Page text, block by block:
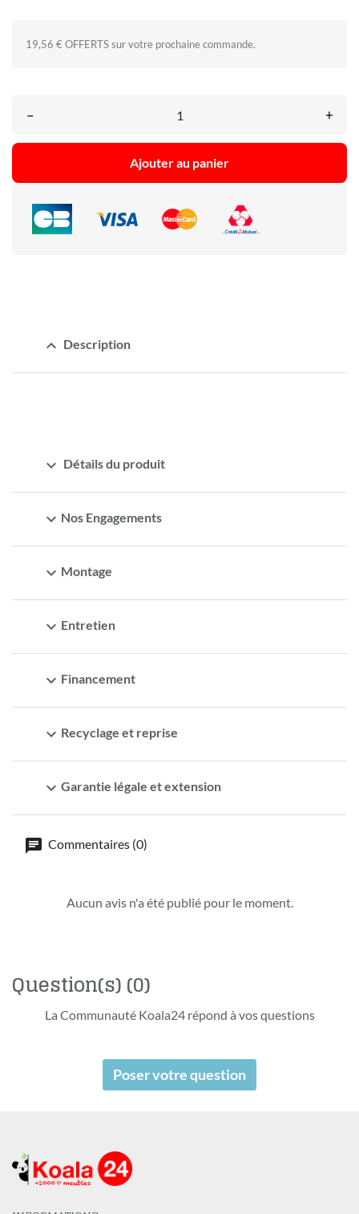
19,56 € OFFERTS sur votre prochaine commande.
– +
Ajouter au panier
expand_less Description
expand_more Détails du produit
expand_more Nos Engagements
expand_more Montage
expand_more Entretien
expand_more Financement
expand_more Recyclage et reprise
expand_more Garantie légale et extension
Commentaires (0)
Aucun avis n'a été publié pour le moment.
Question(s)(0)
La Communauté Koala24 répond à vos questions
Poser votre question